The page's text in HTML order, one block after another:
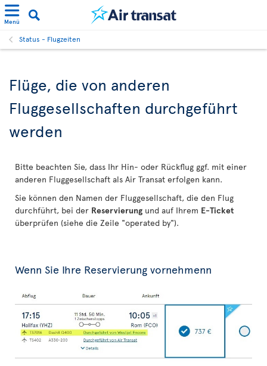
Menü
Status - Flugzeiten
Flüge, die von anderen
Fluggesellschaften durchgeführt
werden
Bitte beachten Sie, dass Ihr Hin- oder Rückflug ggf. mit einer
anderen Fluggesellschaft als Air Transat erfolgen kann.
Sie können den Namen der Fluggesellschaft, die den Flug
durchführt, bei der Reservierung und auf Ihrem E-Ticket
überprüfen (siehe die Zeile "operated by").
Wenn Sie Ihre Reservierung vornehmenn